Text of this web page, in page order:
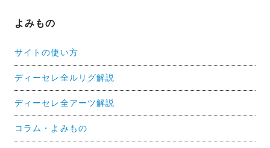
よみもの
サイトの使い方
ディーセレ全ルリグ解説
ディーセレ全アーツ解説
コラム・よみもの